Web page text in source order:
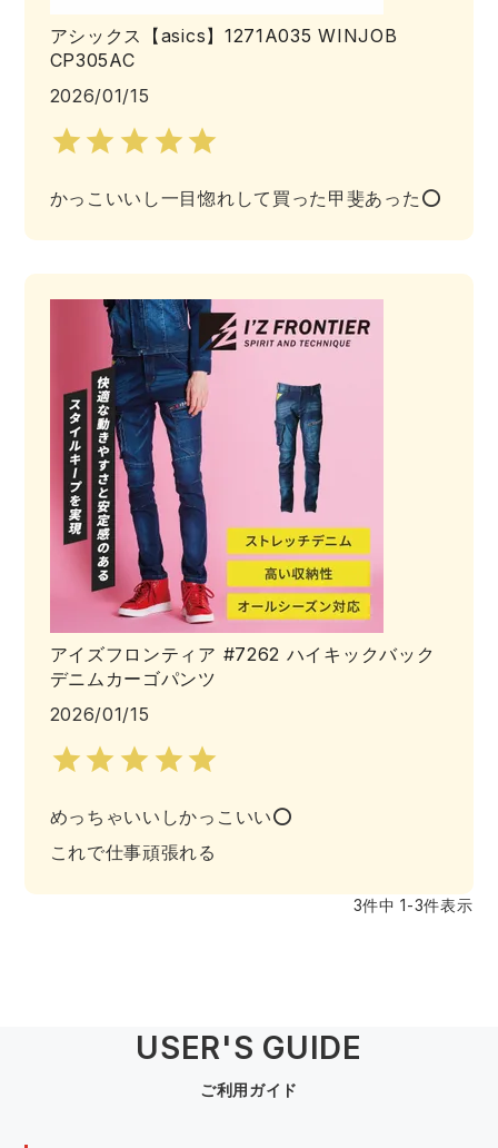
ニット
中塚被服 イーブンリバー
スターライト工業
福山ゴム工業
アシックス【asics】1271A035 WINJOB
CP305AC
2026/01/15
かっこいいし一目惚れして買った甲斐あった⭕️
アイズフロンティア #7262 ハイキックバック
デニムカーゴパンツ
2026/01/15
めっちゃいいしかっこいい⭕️
これで仕事頑張れる
3件中 1-3件表示
USER'S GUIDE
ご利用ガイド